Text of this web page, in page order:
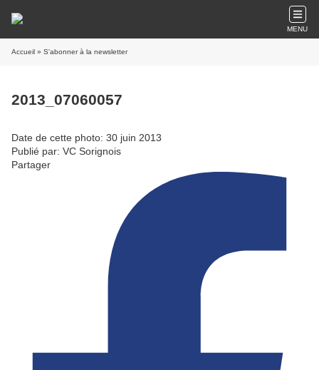
MENU
Accueil » S'abonner à la newsletter
2013_07060057
Date de cette photo: 30 juin 2013
Publié par: VC Sorignois
Partager